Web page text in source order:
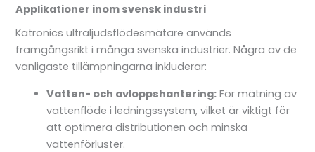
Applikationer inom svensk industri
Katronics ultraljudsflödesmätare används
framgångsrikt i många svenska industrier. Några av de
vanligaste tillämpningarna inkluderar:
Vatten- och avloppshantering: För mätning av
vattenflöde i ledningssystem, vilket är viktigt för
att optimera distributionen och minska
vattenförluster.